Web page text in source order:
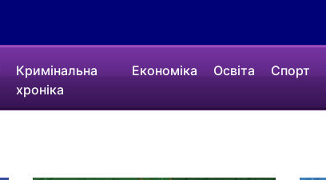
Кримінальна
хроніка
Економіка Освіта Спорт